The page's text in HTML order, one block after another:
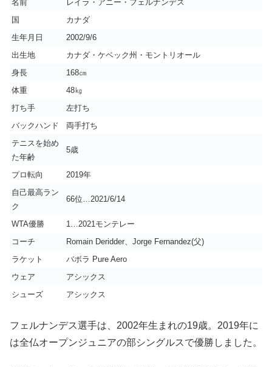
名前
レイラ・アニー・フェルナンデス
国
カナダ
生年月日
2002/9/6
出生地
カナダ・ケベック州・モントリオール
身長
168㎝
体重
48㎏
打ち手
左打ち
バックハンド
両手打ち
テニスを始め
た年齢
5歳
プロ転向
2019年
自己最高ラン
ク
66位…2021/6/14
WTA優勝
1…2021モンテレー
コーチ
Romain Deridder、Jorge Fernandez(父)
ラケット
バボラ Pure Aero
ウェア
アシックス
シューズ
アシックス
フェルナンデス選手は、2002年生まれの19歳。2019年に
は全仏オープンジュニアの部シングルスで優勝しました。